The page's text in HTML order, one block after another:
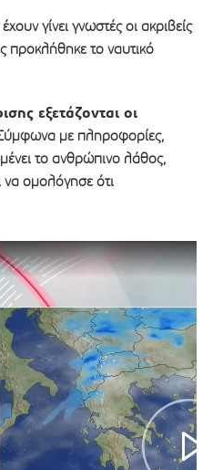
γίνει γνωστές οι ακριβείς
προκλήθηκε το ναυτικό
εξετάζονται οι
με πληροφορίες,
το ανθρώπινο λάθος,
ομολόγησε ότι